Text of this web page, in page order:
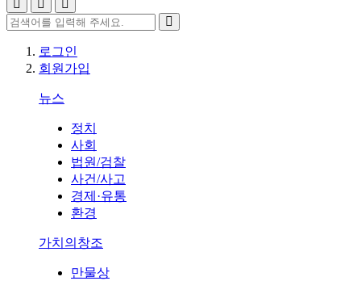
로그인
회원가입
뉴스
정치
사회
법원/검찰
사건/사고
경제·유통
환경
가치의창조
만물상